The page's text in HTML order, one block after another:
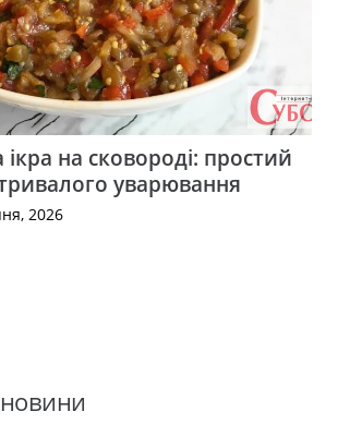
на сковороді: простий
уварювання
2026